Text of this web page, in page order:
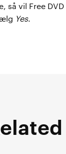
så vil Free
Yes.